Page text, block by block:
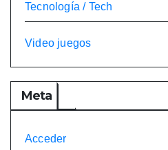
Tecnología / Tech
Video juegos
Meta
Acceder